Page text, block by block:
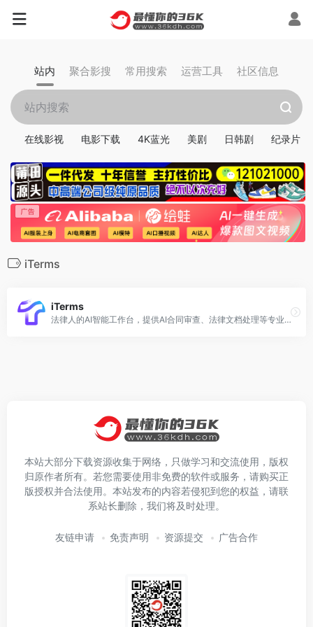
站内 聚合影搜 常用搜索 运营工具 社区信息
在线影视 电影下载 4K蓝光 美剧 日韩剧 纪录片
iTerms
iTerms
法律人的AI智能工作台，提供AI合同审查、法律文档处理等专业服务
本站大部分下载资源收集于网络，只做学习和交流使用，版权
归原作者所有。若您需要使用非免费的软件或服务，请购买正
版授权并合法使用。本站发布的内容若侵犯到您的权益，请联
系站长删除，我们将及时处理。
友链申请 免责声明 资源提交 广告合作